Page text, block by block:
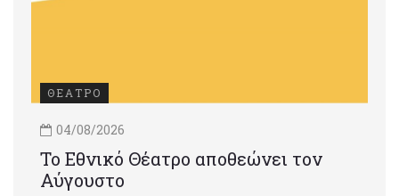
ΘΕΑΤΡΟ
04/08/2026
Το Εθνικό Θέατρο αποθεώνει τον
Αύγουστο